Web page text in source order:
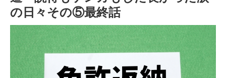
の日々その⑤最終話